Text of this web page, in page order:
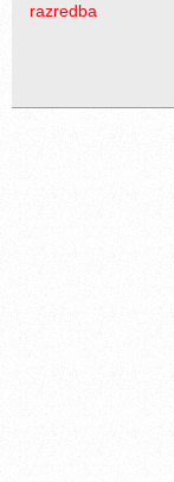
razredba